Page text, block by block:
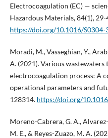
Electrocoagulation (EC) —
Hazardous Materials, 84(1), 29-
https://doi.org/10.1016/S0304-
Moradi, M., Vasseghian, Y.,
A. (2021). Various wastewaters
electrocoagulation process: A
operational parameters and
128314. https://doi.org/
Moreno-Cabrera, G. A.,
M. E., & Reyes-Zuazo, M. A.